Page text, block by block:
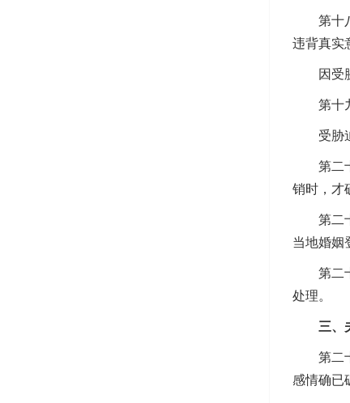
第十八
违背真实
因受胁
第十九
受胁迫
第二十
销时，才
第二十
当地婚姻
第二十
处理。
三、
第二十
感情确已